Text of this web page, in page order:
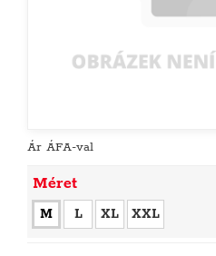
Ár ÁFA-val
Méret
M L XL XXL